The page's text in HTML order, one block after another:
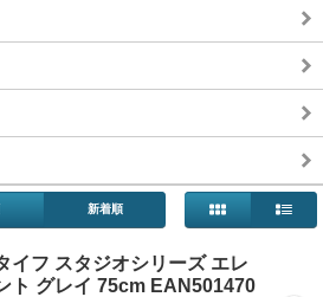
新着順
イフ スタジオシリーズ エレ
ト グレイ 75cm EAN501470